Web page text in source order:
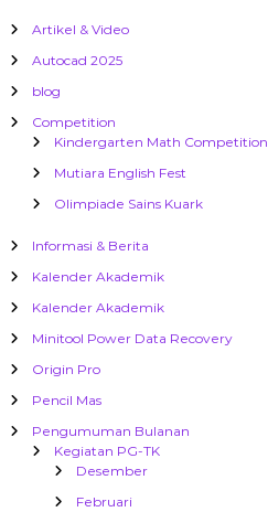
Artikel & Video
Autocad 2025
blog
Competition
Kindergarten Math Competition
Mutiara English Fest
Olimpiade Sains Kuark
Informasi & Berita
Kalender Akademik
Kalender Akademik
Minitool Power Data Recovery
Origin Pro
Pencil Mas
Pengumuman Bulanan
Kegiatan PG-TK
Desember
Februari